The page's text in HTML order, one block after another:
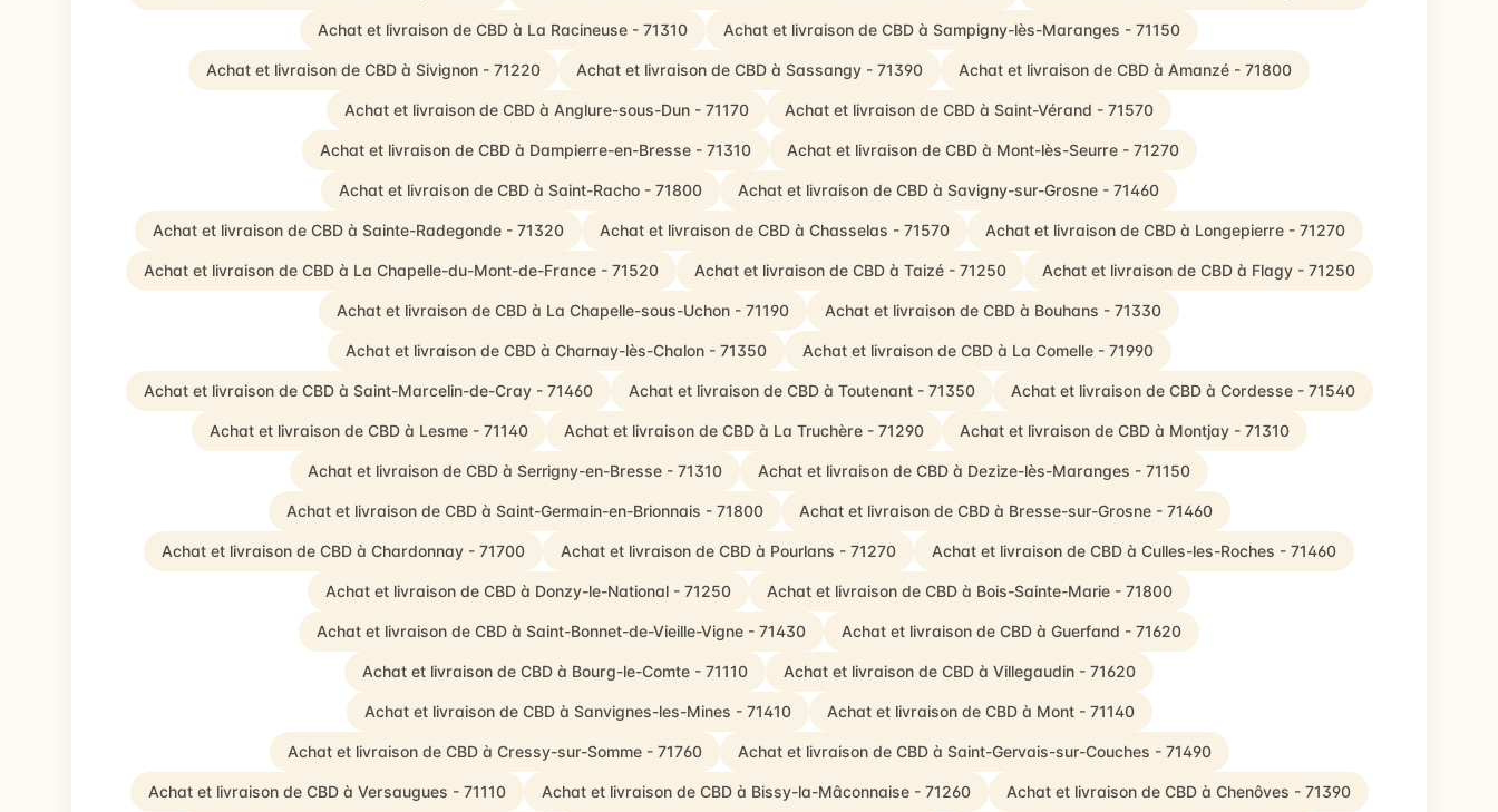
Achat et livraison de CBD à La Racineuse - 71310 Achat et livraison de CBD à Sampigny-lès-Maranges - 71150
Achat et livraison de CBD à Sivignon - 71220 Achat et livraison de CBD à Sassangy - 71390 Achat et livraison de CBD à Amanzé - 71800
Achat et livraison de CBD à Anglure-sous-Dun - 71170 Achat et livraison de CBD à Saint-Vérand - 71570
Achat et livraison de CBD à Dampierre-en-Bresse - 71310 Achat et livraison de CBD à Mont-lès-Seurre - 71270
Achat et livraison de CBD à Saint-Racho - 71800 Achat et livraison de CBD à Savigny-sur-Grosne - 71460
Achat et livraison de CBD à Sainte-Radegonde - 71320 Achat et livraison de CBD à Chasselas - 71570 Achat et livraison de CBD à Longepierre - 71270
Achat et livraison de CBD à La Chapelle-du-Mont-de-France - 71520 Achat et livraison de CBD à Taizé - 71250 Achat et livraison de CBD à Flagy - 71250
Achat et livraison de CBD à La Chapelle-sous-Uchon - 71190 Achat et livraison de CBD à Bouhans - 71330
Achat et livraison de CBD à Charnay-lès-Chalon - 71350 Achat et livraison de CBD à La Comelle - 71990
Achat et livraison de CBD à Saint-Marcelin-de-Cray - 71460 Achat et livraison de CBD à Toutenant - 71350 Achat et livraison de CBD à Cordesse - 71540
Achat et livraison de CBD à Lesme - 71140 Achat et livraison de CBD à La Truchère - 71290 Achat et livraison de CBD à Montjay - 71310
Achat et livraison de CBD à Serrigny-en-Bresse - 71310 Achat et livraison de CBD à Dezize-lès-Maranges - 71150
Achat et livraison de CBD à Saint-Germain-en-Brionnais - 71800 Achat et livraison de CBD à Bresse-sur-Grosne - 71460
Achat et livraison de CBD à Chardonnay - 71700 Achat et livraison de CBD à Pourlans - 71270 Achat et livraison de CBD à Culles-les-Roches - 71460
Achat et livraison de CBD à Donzy-le-National - 71250 Achat et livraison de CBD à Bois-Sainte-Marie - 71800
Achat et livraison de CBD à Saint-Bonnet-de-Vieille-Vigne - 71430 Achat et livraison de CBD à Guerfand - 71620
Achat et livraison de CBD à Bourg-le-Comte - 71110 Achat et livraison de CBD à Villegaudin - 71620
Achat et livraison de CBD à Sanvignes-les-Mines - 71410 Achat et livraison de CBD à Mont - 71140
Achat et livraison de CBD à Cressy-sur-Somme - 71760 Achat et livraison de CBD à Saint-Gervais-sur-Couches - 71490
Achat et livraison de CBD à Versaugues - 71110 Achat et livraison de CBD à Bissy-la-Mâconnaise - 71260 Achat et livraison de CBD à Chenôves - 71390